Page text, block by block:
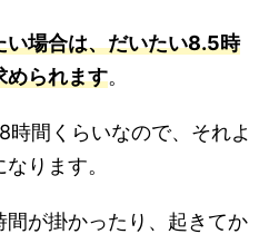
い場合は、だいたい8.5時
められます。
間くらいなので、それよ
ります。
間が掛かったり、起きてか